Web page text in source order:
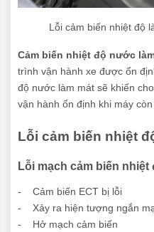
Lỗi cảm biến nhiệt độ
Cảm biến nhiệt độ nước
trình vận hành xe được ổn
độ nước làm mát sẽ khiến
vận hành ổn định khi máy
Lỗi cảm biến nhiệt
Lỗi mạch cảm biến nhiệt
- Cảm biến ECT bị lỗi
- Xảy ra hiện tượng ngắn
- Hở mạch cảm biến